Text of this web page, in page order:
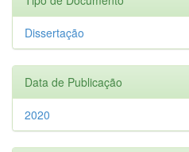
Dissertação
Data de Publicação
2020